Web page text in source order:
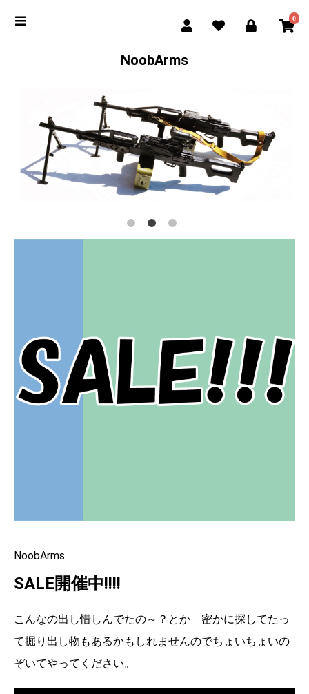
0
NoobArms
NoobArms
SALE開催中!!!!
こんなの出し惜しんでたの～？とか 密かに探してたっ
て掘り出し物もあるかもしれませんのでちょいちょいの
ぞいてやってください。